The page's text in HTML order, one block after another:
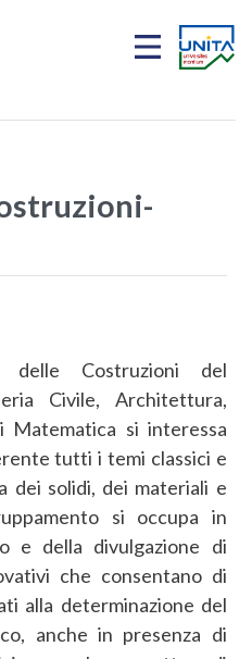
Costruzioni del
Civile, Architettura,
si interessa
tutti i temi classici e
dei solidi, dei materiali e
si occupa in
e della divulgazione di
che consentano di
alla determinazione del
anche in presenza di